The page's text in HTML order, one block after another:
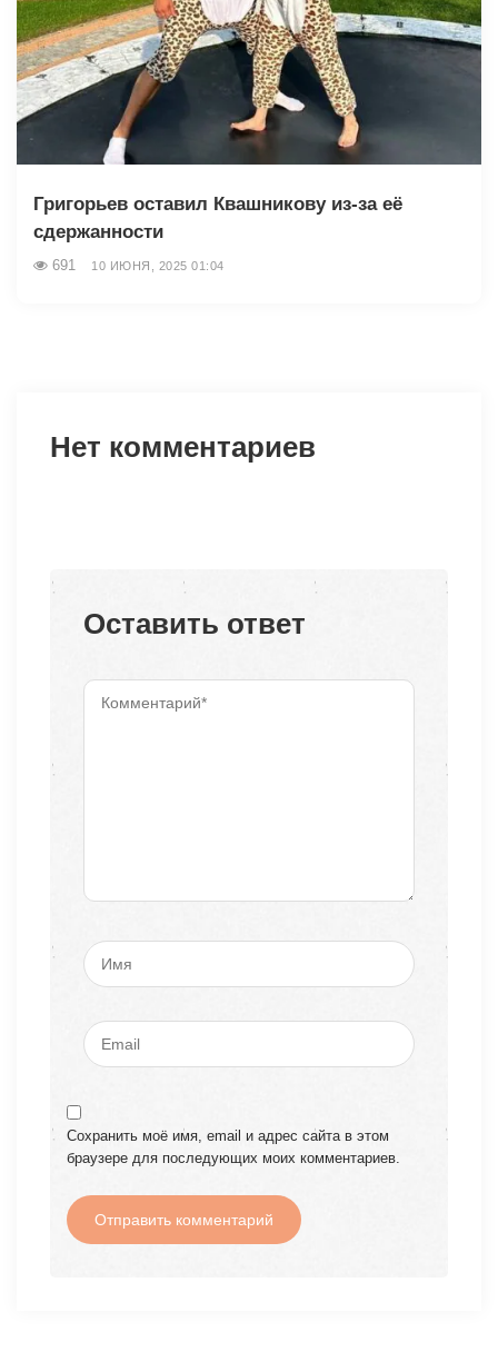
Григорьев оставил Квашникову из-за её
сдержанности
691 10 ИЮНЯ, 2025 01:04
Нет комментариев
Оставить ответ
Сохранить моё имя, email и адрес сайта в этом
браузере для последующих моих комментариев.